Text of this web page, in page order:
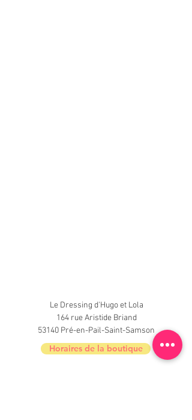
Le Dressing d'Hugo et Lola
164 rue Aristide Briand
53140 Pré-en-Pail-Saint-Samson
Horaires de la boutique